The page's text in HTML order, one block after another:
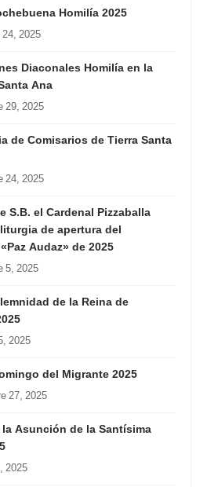
Homilía 2025
2025
Diaconales Homilía en la
Ana
29, 2025
de Comisarios de Tierra Santa
24, 2025
S.B. el Cardenal Pizzaballa
de apertura del
Audaz» de 2025
5, 2025
de la Reina de
2025
del Migrante 2025
27, 2025
Asunción de la Santísima
2025